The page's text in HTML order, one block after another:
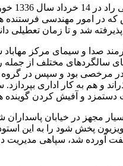
تاج
شد و تا زمان تعطیلی
جنگ ایران و عراق به تهران بازگشت. تا
و آفیش کردن گوینده
بسیار مجهز در خیابان
پخش شود را به این
آورده شد، سپاهی مدیریت